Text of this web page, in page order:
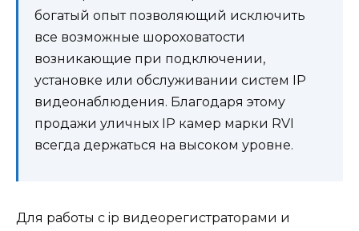
богатый опыт позволяющий исключить
все возможные шороховатости
возникающие при подключении,
установке или обслуживании систем IP
видеонаблюдения. Благодаря этому
продажи уличных IP камер марки RVI
всегда держаться на высоком уровне.
Для работы с ip видеорегистраторами и